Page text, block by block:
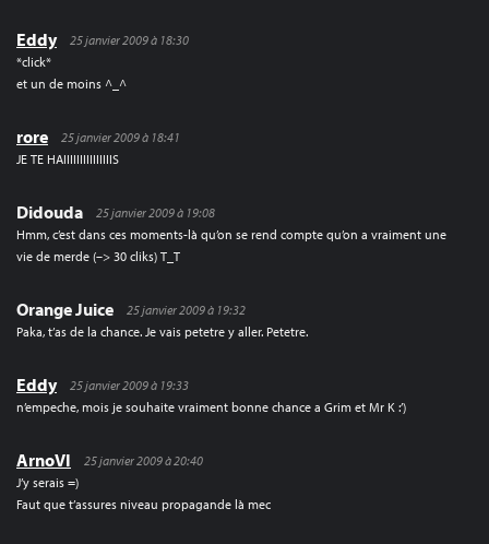
Eddy
25 janvier 2009 à 18:30
*click*
et un de moins ^_^
rore
25 janvier 2009 à 18:41
JE TE HAIIIIIIIIIIIIIIIS
Didouda
25 janvier 2009 à 19:08
Hmm, c’est dans ces moments-là qu’on se rend compte qu’on a vraiment une
vie de merde (–> 30 cliks) T_T
Orange Juice
25 janvier 2009 à 19:32
Paka, t’as de la chance. Je vais petetre y aller. Petetre.
Eddy
25 janvier 2009 à 19:33
n’empeche, mois je souhaite vraiment bonne chance a Grim et Mr K :’)
ArnoVI
25 janvier 2009 à 20:40
J’y serais =)
Faut que t’assures niveau propagande là mec